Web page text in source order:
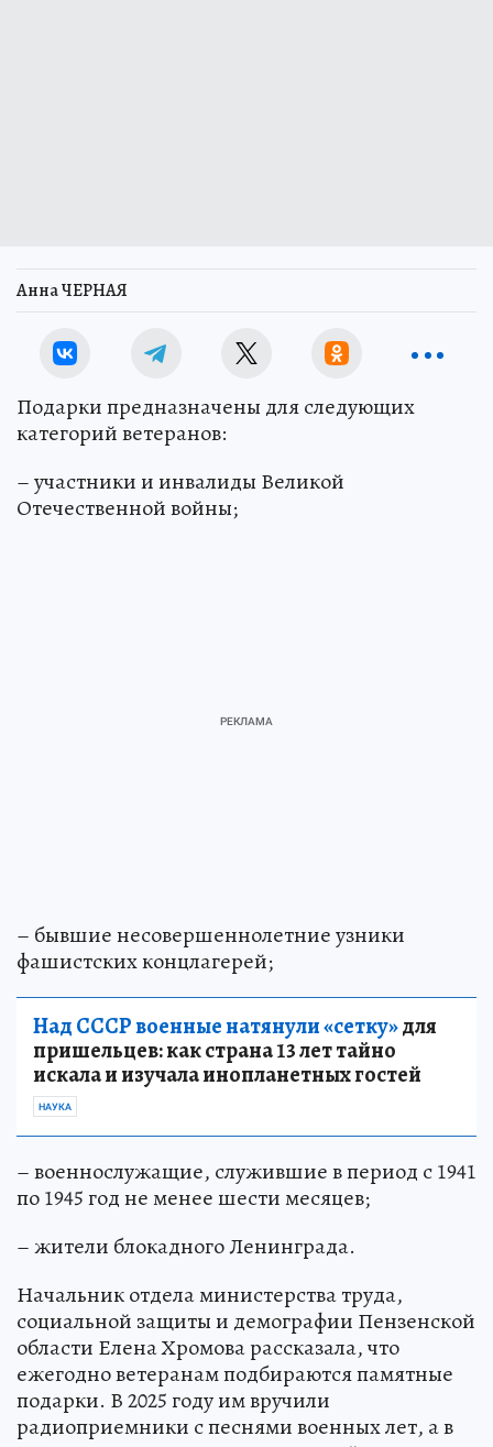
Анна ЧЕРНАЯ
Подарки предназначены для следующих
категорий ветеранов:
– участники и инвалиды Великой
Отечественной войны;
– бывшие несовершеннолетние узники
фашистских концлагерей;
Над СССР военные натянули «сетку»для
пришельцев: как страна 13 лет тайно
искала и изучала инопланетных гостей
НАУКА
– военнослужащие, служившие в период с 1941
по 1945 год не менее шести месяцев;
– жители блокадного Ленинграда.
Начальник отдела министерства труда,
социальной защиты и демографии Пензенской
области Елена Хромова рассказала, что
ежегодно ветеранам подбираются памятные
подарки. В 2025 году им вручили
радиоприемники с песнями военных лет, а в